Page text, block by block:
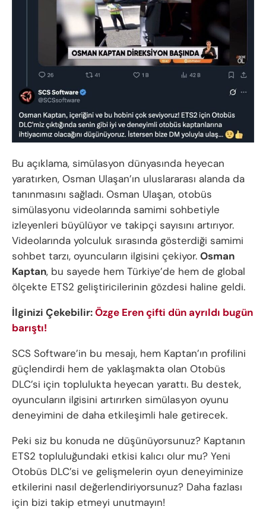
Bu açıklama, simülasyon dünyasında heyecan
yaratırken, Osman Ulaşan’ın uluslararası alanda da
tanınmasını sağladı. Osman Ulaşan, otobüs
simülasyonu videolarında samimi sohbetiyle
izleyenleri büyülüyor ve takipçi sayısını artırıyor.
Videolarında yolculuk sırasında gösterdiği samimi
sohbet tarzı, oyuncuların ilgisini çekiyor. Osman
Kaptan, bu sayede hem Türkiye’de hem de global
ölçekte ETS2 geliştiricilerinin gözdesi haline geldi.
İlginizi Çekebilir:Özge Eren çifti dün ayrıldı bugün
barıştı!
SCS Software’in bu mesajı, hem Kaptan’ın profilini
güçlendirdi hem de yaklaşmakta olan Otobüs
DLC’si için toplulukta heyecan yarattı. Bu destek,
oyuncuların ilgisini artırırken simülasyon oyunu
deneyimini de daha etkileşimli hale getirecek.
Peki siz bu konuda ne düşünüyorsunuz? Kaptanın
ETS2 topluluğundaki etkisi kalıcı olur mu? Yeni
Otobüs DLC’si ve gelişmelerin oyun deneyiminize
etkilerini nasıl değerlendiriyorsunuz? Daha fazlası
için bizi takip etmeyi unutmayın!